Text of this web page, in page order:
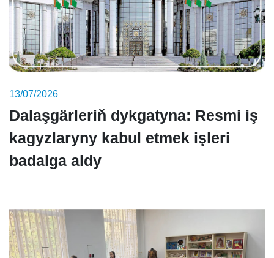
13/07/2026
Dalaşgärleriň dykgatyna: Resmi iş
kagyzlaryny kabul etmek işleri
badalga aldy